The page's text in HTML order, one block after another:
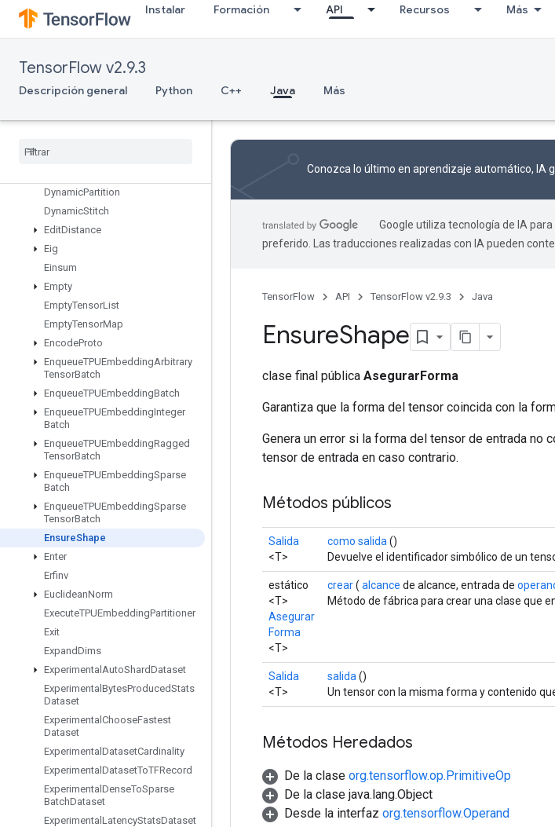
Instalar Formación API Recursos Más
TensorFlow v2.9.3
Descripción general Python C++ Java Más
DeviceIndex
DirectedInterleaveDataset
DistributedSave
DrawBoundingBoxesV2
DummyMemoryCache
DynamicPartition
DynamicStitch
EditDistance
Eig
Einsum
Empty
EmptyTensorList
EmptyTensorMap
EncodeProto
EnqueueTPUEmbeddingArbitrary
TensorBatch
EnqueueTPUEmbeddingBatch
EnqueueTPUEmbeddingInteger
Batch
EnqueueTPUEmbeddingRagged
TensorBatch
EnqueueTPUEmbeddingSparse
Batch
EnqueueTPUEmbeddingSparse
TensorBatch
EnsureShape
Enter
Erfinv
EuclideanNorm
ExecuteTPUEmbeddingPartitioner
Exit
ExpandDims
Experimental AutoShardDataset
Experimental BytesProducedStats
Dataset
Experimental ChooseFastest
Dataset
Experimental DatasetCardinality
Experimental DatasetToTFRecord
Experimental DenseToSparse
BatchDataset
Experimental LatencyStatsDataset
Conozca lo último en aprendizaje automático, IA
Google utiliza tecnología de IA
preferido. Las traducciones realizadas con IA pueden
TensorFlow API TensorFlow v2.9.3 Java
EnsureShape
clase final pública AsegurarForma
Garantiza que la forma del tensor coincida con la
Genera un error si la forma del tensor de entrada no
tensor de entrada en caso contrario.
Métodos públicos
Salida
<T>
como salida ()
Devuelve el identificador simbólico de un
estático
<T>
Asegurar
Forma
<T>
crear( alcance de alcance, entrada de
Método de fábrica para crear una clase que
Salida
<T>
salida ()
Un tensor con la misma forma y contenido
Métodos Heredados
De la clase org.tensorflow.op.PrimitiveOp
De la clase java.lang.Object
Desde la interfaz org.tensorflow.Operand